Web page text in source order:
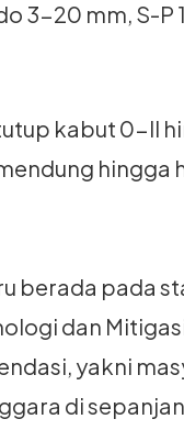
3-20 mm, S-
kabut 0-II
hingga
berada pada
dan
yakni
di